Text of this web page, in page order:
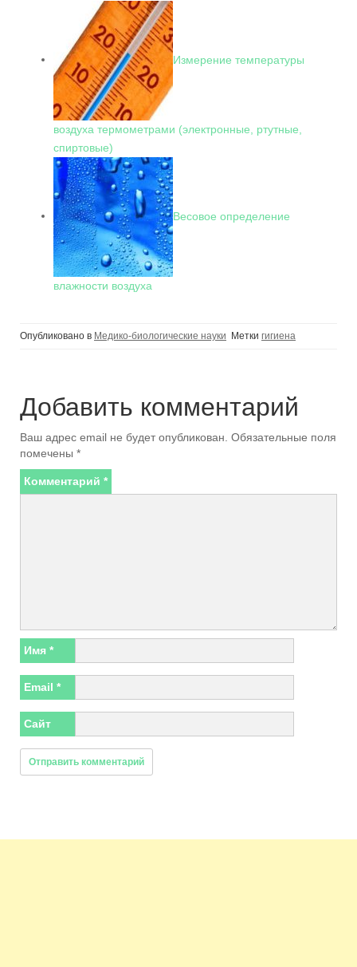
Измерение температуры
воздуха термометрами (электронные, ртутные,
спиртовые)
Весовое определение
влажности воздуха
Опубликовано в Медико-биологические науки Метки гигиена
Добавить комментарий
Ваш адрес email не будет опубликован. Обязательные поля
помечены *
Комментарий *
Имя *
Email *
Сайт